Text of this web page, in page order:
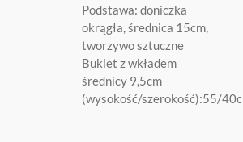
Podstawa: doniczka
okrągła, średnica 15cm,
tworzywo sztuczne
Bukiet z wkładem
średnicy 9,5cm
(wysokość/szerokość):55/